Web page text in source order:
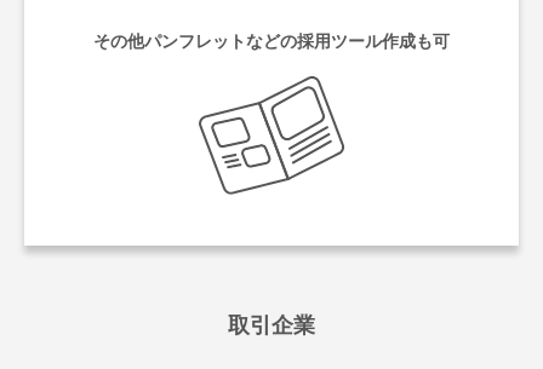
その他パンフレットなどの採用ツール作成も可
取引企業